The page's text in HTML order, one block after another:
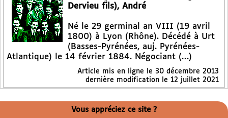
Dervieu fils), André
Né le 29 germinal an VIII (19 avril
1800) à Lyon (Rhône). Décédé à Urt
(Basses-Pyrénées, auj. Pyrénées-
Atlantique) le 14 février 1884. Négociant (…)
Article mis en ligne le 30 décembre 2013
dernière modification le 12 juillet 2021
Vous appréciez ce site ?